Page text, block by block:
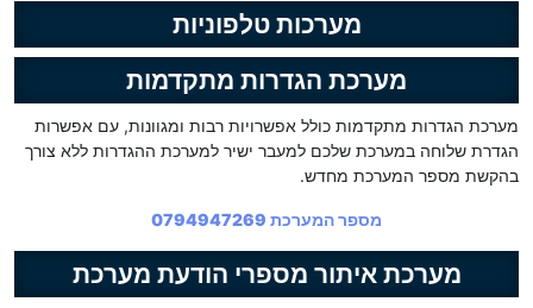
מערכות טלפוניות
מערכת הגדרות מתקדמות
מערכת הגדרות מתקדמות כולל אפשרויות רבות ומגוונות, עם אפשרות
הגדרת שלוחה במערכת שלכם למעבר ישיר למערכת ההגדרות ללא צורך
בהקשת מספר המערכת מחדש.
מספר המערכת 0794947269
מערכת איתור מספרי הודעת מערכת